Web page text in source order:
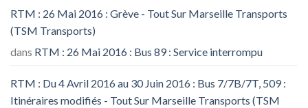
RTM : 26 Mai 2016 : Grève - Tout Sur Marseille Transports
(TSM Transports)
dans RTM : 26 Mai 2016 : Bus 89 : Service interrompu
RTM : Du 4 Avril 2016 au 30 Juin 2016 : Bus 7/7B/7T, 509 :
Itinéraires modifiés - Tout Sur Marseille Transports (TSM